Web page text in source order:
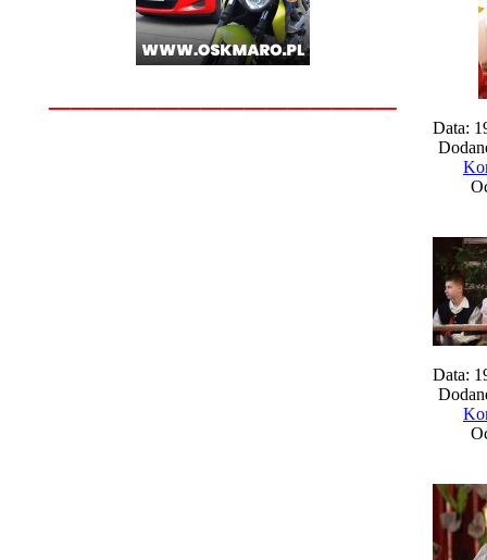
Data:
Data: